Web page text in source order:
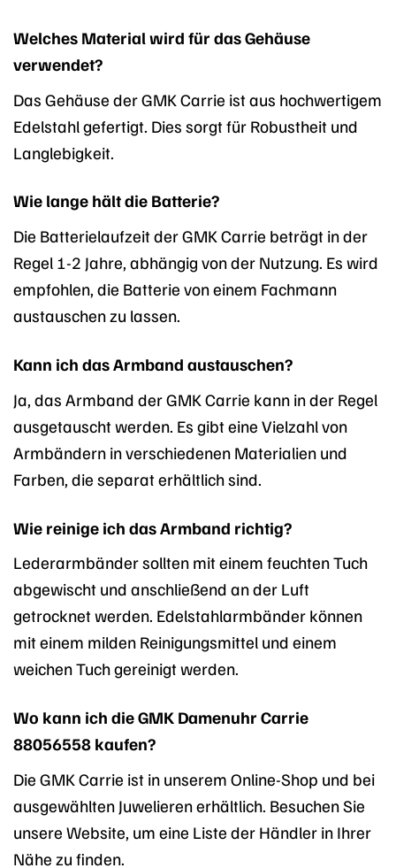
Welches Material wird für das Gehäuse
verwendet?
Das Gehäuse der GMK Carrie ist aus hochwertigem
Edelstahl gefertigt. Dies sorgt für Robustheit und
Langlebigkeit.
Wie lange hält die Batterie?
Die Batterielaufzeit der GMK Carrie beträgt in der
Regel 1-2 Jahre, abhängig von der Nutzung. Es wird
empfohlen, die Batterie von einem Fachmann
austauschen zu lassen.
Kann ich das Armband austauschen?
Ja, das Armband der GMK Carrie kann in der Regel
ausgetauscht werden. Es gibt eine Vielzahl von
Armbändern in verschiedenen Materialien und
Farben, die separat erhältlich sind.
Wie reinige ich das Armband richtig?
Lederarmbänder sollten mit einem feuchten Tuch
abgewischt und anschließend an der Luft
getrocknet werden. Edelstahlarmbänder können
mit einem milden Reinigungsmittel und einem
weichen Tuch gereinigt werden.
Wo kann ich die GMK Damenuhr Carrie
88056558 kaufen?
Die GMK Carrie ist in unserem Online-Shop und bei
ausgewählten Juwelieren erhältlich. Besuchen Sie
unsere Website, um eine Liste der Händler in Ihrer
Nähe zu finden.